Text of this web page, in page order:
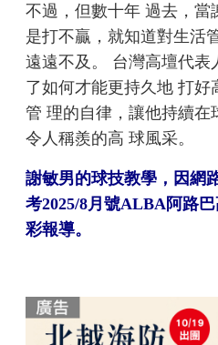
不過，但數十年 過去，當
是打不贏，就知道對生活
遠遠不及。 台灣高壇代表
了如何才能更持久地 打好
管 理的自律，讓他持續在
令人稱羨的高 球風采。
謝敏男的球技教學，因網
考2025/8月號ALBA阿路
彩報導。